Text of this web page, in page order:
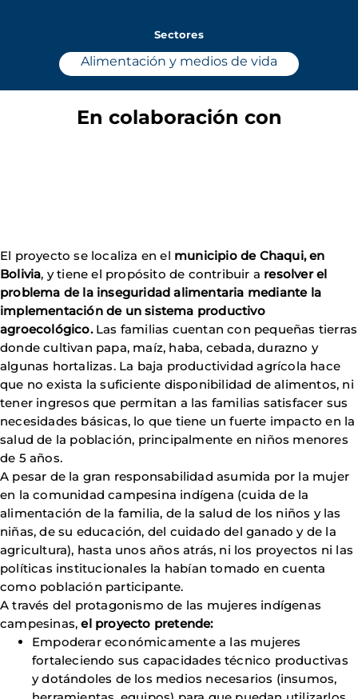
Sectores
Alimentación y medios de vida
En colaboración con
El proyecto se localiza en el municipio de Chaqui, en
Bolivia, y tiene el propósito de contribuir a resolver el
problema de la inseguridad alimentaria mediante la
implementación de un sistema productivo
agroecológico.Las familias cuentan con pequeñas tierras
donde cultivan papa, maíz, haba, cebada, durazno y
algunas hortalizas. La baja productividad agrícola hace
que no exista la suficiente disponibilidad de alimentos, ni
tener ingresos que permitan a las familias satisfacer sus
necesidades básicas, lo que tiene un fuerte impacto en la
salud de la población, principalmente en niños menores
de 5 años.
A pesar de la gran responsabilidad asumida por la mujer
en la comunidad campesina indígena (cuida de la
alimentación de la familia, de la salud de los niños y las
niñas, de su educación, del cuidado del ganado y de la
agricultura), hasta unos años atrás, ni los proyectos ni las
políticas institucionales la habían tomado en cuenta
como población participante.
A través del protagonismo de las mujeres indígenas
campesinas, el proyecto pretende:
Empoderar económicamente a las mujeres
fortaleciendo sus capacidades técnico productivas
y dotándoles de los medios necesarios (insumos,